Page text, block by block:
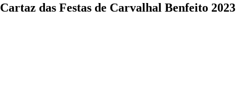
Cartaz das Festas de Carvalhal Benfeito 2023